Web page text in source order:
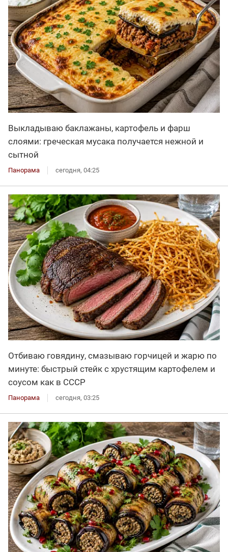
Выкладываю баклажаны, картофель и фарш
слоями: греческая мусака получается нежной и
сытной
Панорама сегодня, 04:25
Отбиваю говядину, смазываю горчицей и жарю по
минуте: быстрый стейк с хрустящим картофелем и
соусом как в СССР
Панорама сегодня, 03:25